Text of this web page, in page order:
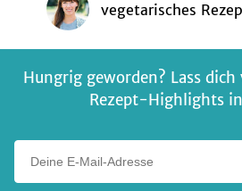
vegetarisches
Hungrig geworden? Lass
Rezept-Highlights